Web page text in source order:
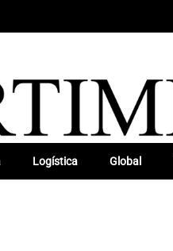
Logística Global